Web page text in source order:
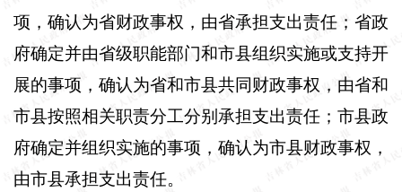
项，确认为省财政事权，由省承担支出责任；省政
府确定并由省级职能部门和市县组织实施或支持开
展的事项，确认为省和市县共同财政事权，由省和
市县按照相关职责分工分别承担支出责任；市县政
府确定并组织实施的事项，确认为市县财政事权，
由市县承担支出责任。